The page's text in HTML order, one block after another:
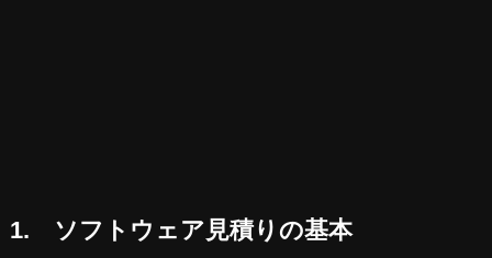
1. ソフトウェア見積りの基本